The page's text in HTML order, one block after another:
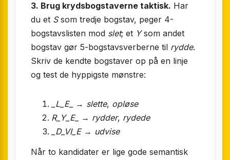
3. Brug krydsbogstaverne taktisk. Har
du et Ssom tredje bogstav, peger 4-
bogstavs­listen mod slet; et Ysom andet
bogstav gør 5-bogstavs­verberne til rydde.
Skriv de kendte bogstaver op på en linje
og test de hyppigste mønstre:
_L_E_ → slette, opløse
R_Y_E_
→ rydder, rydede
_D_VI_E→ udvise
Når to kandidater er lige gode semantisk